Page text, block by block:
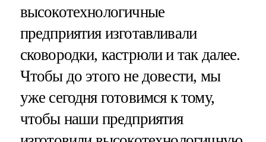
высокотехнологичные
предприятия изготавливали
сковородки, кастрюли и так далее.
Чтобы до этого не довести, мы
уже сегодня готовимся к тому,
чтобы наши предприятия